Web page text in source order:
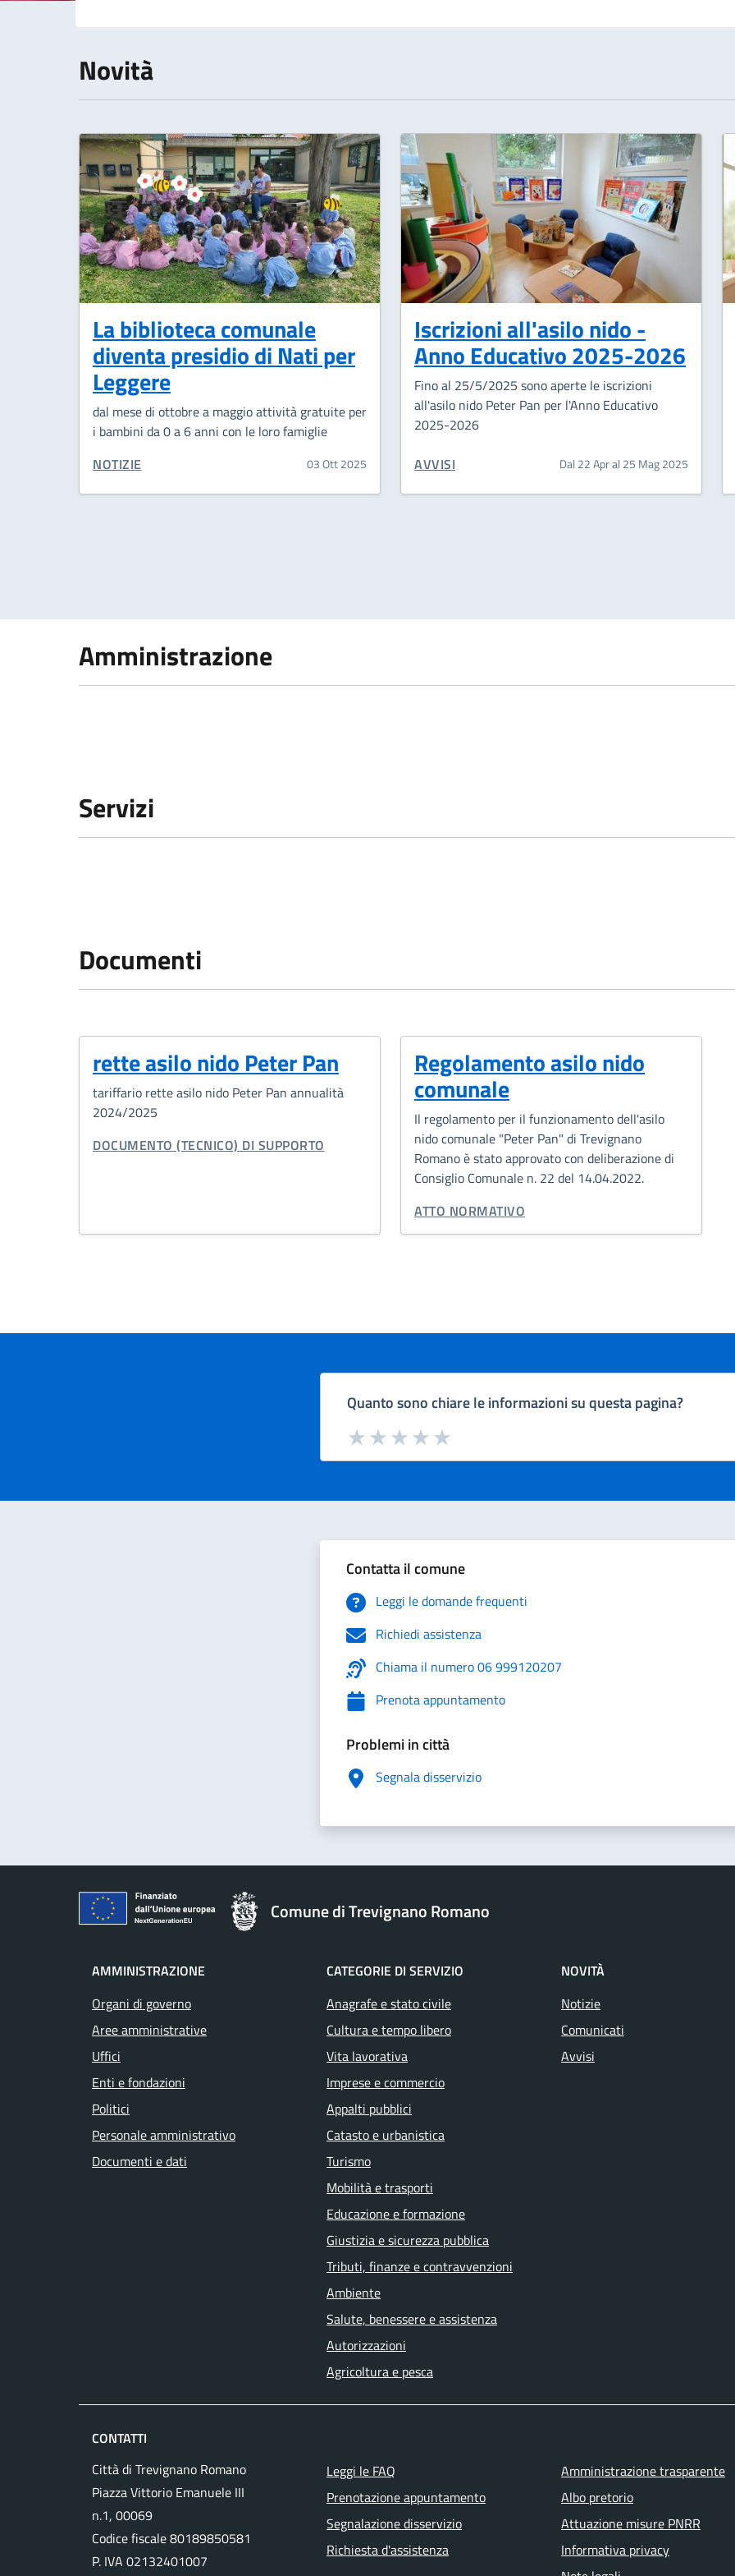
Novità
La biblioteca comunale
diventa presidio di Nati per
Leggere
dal mese di ottobre a maggio attività gratuite per
i bambini da 0 a 6 anni con le loro famiglie
CATEGORIA CORRELATA:
NOTIZIE 03 Ott 2025
Iscrizioni all'asilo nido -
Anno Educativo 2025-2026
Fino al 25/5/2025 sono aperte le iscrizioni
all'asilo nido Peter Pan per l'Anno Educativo
2025-2026
CATEGORIA CORRELATA:
AVVISI Dal 22 Apr al 25 Mag 2025
Amministrazione
Servizi
Documenti
rette asilo nido Peter Pan
tariffario rette asilo nido Peter Pan annualità
2024/2025
TIPO DI DOCUMENTO:
DOCUMENTO (TECNICO) DI SUPPORTO
Regolamento asilo nido
comunale
Il regolamento per il funzionamento dell'asilo
nido comunale "Peter Pan" di Trevignano
Romano è stato approvato con deliberazione di
Consiglio Comunale n. 22 del 14.04.2022.
TIPO DI DOCUMENTO:
ATTO NORMATIVO
Quanto sono chiare le informazioni su questa pagina?
Valuta da 1 a 5 stelle la pagina
Valuta 5 stelle su 5
Valuta 4 stelle su 5
Valuta 3 stelle su 5
Valuta 2 stelle su 5
Valuta 1 stelle su 5
Contatta il comune
Leggi le domande frequenti
Richiedi assistenza
Chiama il numero 06 999120207
Prenota appuntamento
Problemi in città
Segnala disservizio
Comune di Trevignano Romano
AMMINISTRAZIONE
Organi di governo
Aree amministrative
Uffici
Enti e fondazioni
Politici
Personale amministrativo
Documenti e dati
CATEGORIE DI SERVIZIO
Anagrafe e stato civile
Cultura e tempo libero
Vita lavorativa
Imprese e commercio
Appalti pubblici
Catasto e urbanistica
Turismo
Mobilità e trasporti
Educazione e formazione
Giustizia e sicurezza pubblica
Tributi, finanze e contravvenzioni
Ambiente
Salute, benessere e assistenza
Autorizzazioni
Agricoltura e pesca
NOVITÀ
Notizie
Comunicati
Avvisi
CONTATTI
Città di Trevignano Romano
Piazza Vittorio Emanuele III
n.1, 00069
Codice fiscale 80189850581
P. IVA 02132401007
Leggi le FAQ
Prenotazione appuntamento
Segnalazione disservizio
Richiesta d'assistenza
Amministrazione trasparente
Albo pretorio
Attuazione misure PNRR
Informativa privacy